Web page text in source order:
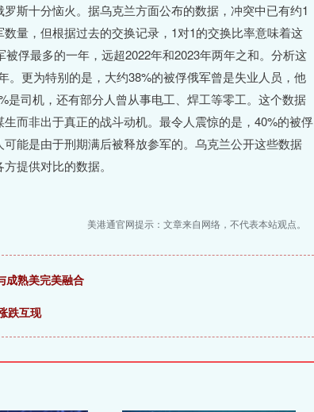
斯十分恼火。据乌克兰方面公布的数据，冲突中已有约1
量，但根据过去的交换记录，1对1的交换比率意味着这
俘最多的一年，远超2022年和2023年两年之和。分析这
更为特别的是，大约38%的被俘俄军曾是失业人员，他
司机，还有部分人曾从事电工、焊工等零工。这个数据
而非出于真正的战斗动机。最令人震惊的是，40%的被俘
能是由于刑期满后被释放参军的。乌克兰公开这些数据
提供对比的数据。
美港通官网提示：文章来自网络，不代表本站观点。
成熟美完美融合
跌互现